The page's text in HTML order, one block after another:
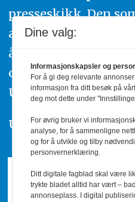
presseskikk. Den
av urettmessig
å ta kontakt med
også klage inn saker
Utvalg,www.pfu.no.
Utgiver: PBL
Dine valg:
Informasjonskapsler og
For å gi deg relevante
informasjon fra ditt besøk på
deg mot dette under
For øvrig bruker vi
analyse, for å sammenligne
og for å utvikle og tilby
personvernerklæring.
Ditt digitale fagblad skal være
trykte bladet alltid har vært –
annonseplass. I digital